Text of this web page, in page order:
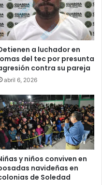
a luchador en
del tec por presunta
contra su pareja
abril 6, 2026
y niños conviven en
navideñas en
de Soledad